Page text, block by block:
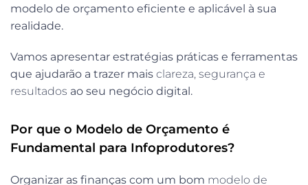
modelo de orçamento eficiente e aplicável à sua
realidade.
Vamos apresentar estratégias práticas e ferramentas
que ajudarão a trazer mais clareza, segurança e
resultados ao seu negócio digital.
Por que o Modelo de Orçamento é
Fundamental para Infoprodutores?
Organizar as finanças com um bom modelo de